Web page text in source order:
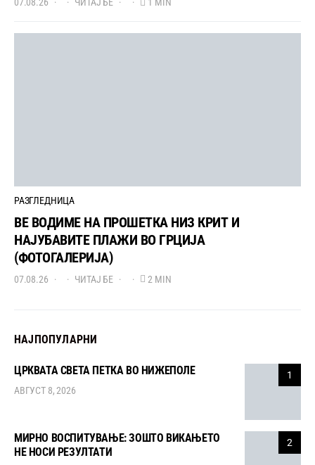
РАЗГЛЕДНИЦА
ВЕ ВОДИМЕ НА ПРОШЕТКА НИЗ КРИТ И
НАЈУБАВИТЕ ПЛАЖИ ВО ГРЦИЈА
(ФОТОГАЛЕРИЈА)
07.08.26 ЧИТАЈ БЕ 2 MIN
НАЈПОПУЛАРНИ
1
ЦРКВАТА СВЕТА ПЕТКА ВО НИЖЕПОЛЕ
АВГУСТ 8, 2026
2
МИРНО ВОСПИТУВАЊЕ: ЗОШТО ВИКАЊЕТО
НЕ НОСИ РЕЗУЛТАТИ